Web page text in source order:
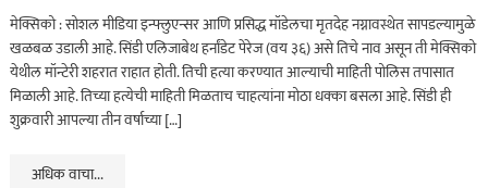
मेक्सिको : सोशल मीडिया इन्फ्लुएन्सर आणि प्रसिद्ध मॉडेलचा मृतदेह नग्नावस्थेत सापडल्यामुळे
खळबळ उडाली आहे. सिंडी एलिजाबेथ हर्नांडेट पेरेज (वय ३६) असे तिचे नाव असून ती मेक्सिको
येथील मॉन्टेरी शहरात राहात होती. तिची हत्या करण्यात आल्याची माहिती पोलिस तपासात
मिळाली आहे. तिच्या हत्येची माहिती मिळताच चाहत्यांना मोठा धक्का बसला आहे. सिंडी ही
शुक्रवारी आपल्या तीन वर्षाच्या […]
अधिक वाचा...